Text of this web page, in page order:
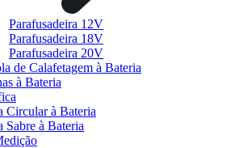
Parafusadeira 12V
Parafusadeira 18V
Parafusadeira 20V
de Calafetagem à Bateria
à Bateria
Circular à Bateria
Sabre à Bateria